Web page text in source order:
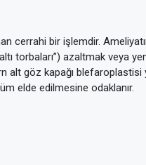
cerrahi bir işlemdir.
torbaları”) azaltmak veya
alt göz kapağı
elde edilmesine odaklanır.